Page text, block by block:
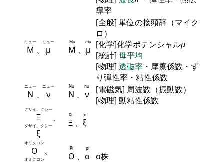
導率
Μ
ミュー
、 μ
ミュー
Μ
Mu
、 μ
mu
[全般] 単位の接頭辞（マイク
ロ）
[化学]化学ポテンシャルμ
[統計] 母平均
[物理] 透磁率 ・摩擦係数・ず
り弾性率・粘性係数
Ν
ニュー
、 ν
ニュー
Ν
Nu
、 ν
nu
[電磁気] 周波数（振動数）
[物理] 動粘性係数
Ξ
グザイ、クシー
、
ξ
グザイ、クシー Ξ
Xi
、 ξ
xi
Ο
オミクロン
、
オミクロン Ο
Pi
、 ο
pi
ο株